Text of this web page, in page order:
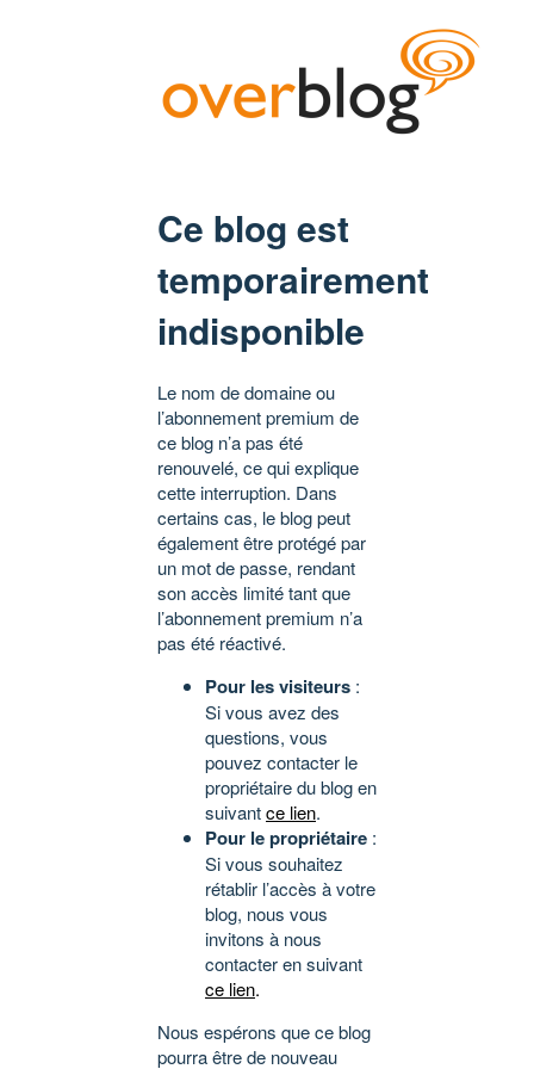
Ce blog est
temporairement
indisponible
Le nom de domaine ou
l’abonnement premium de
ce blog n’a pas été
renouvelé, ce qui explique
cette interruption. Dans
certains cas, le blog peut
également être protégé par
un mot de passe, rendant
son accès limité tant que
l’abonnement premium n’a
pas été réactivé.
Pour les visiteurs :
Si vous avez des
questions, vous
pouvez contacter le
propriétaire du blog en
suivantce lien.
Pour le propriétaire :
Si vous souhaitez
rétablir l’accès à votre
blog, nous vous
invitons à nous
contacter en suivant
ce lien.
Nous espérons que ce blog
pourra être de nouveau